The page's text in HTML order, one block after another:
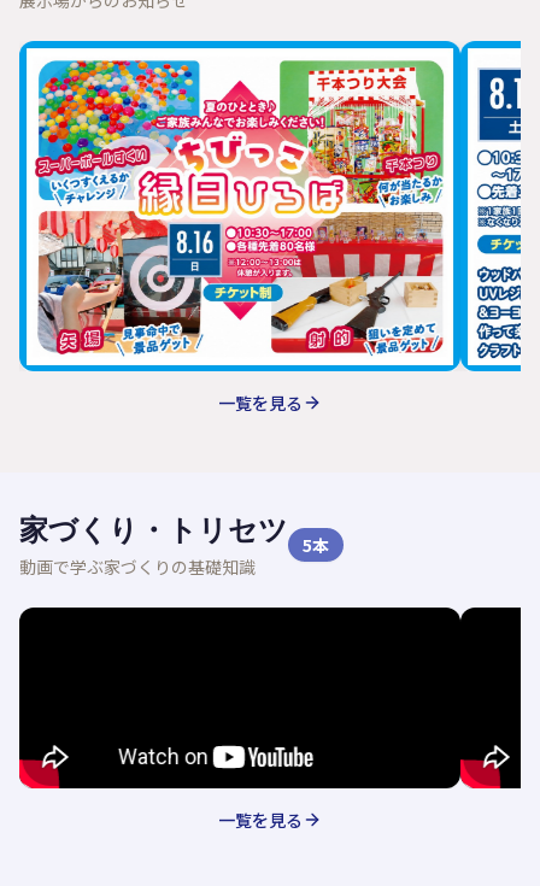
一覧を見る
家づくり・トリセツ
動画で学ぶ家づくりの基礎知識
5本
一覧を見る